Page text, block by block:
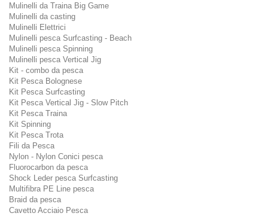
Mulinelli da Traina Big Game
Mulinelli da casting
Mulinelli Elettrici
Mulinelli pesca Surfcasting - Beach
Mulinelli pesca Spinning
Mulinelli pesca Vertical Jig
Kit - combo da pesca
Kit Pesca Bolognese
Kit Pesca Surfcasting
Kit Pesca Vertical Jig - Slow Pitch
Kit Pesca Traina
Kit Spinning
Kit Pesca Trota
Fili da Pesca
Nylon - Nylon Conici pesca
Fluorocarbon da pesca
Shock Leder pesca Surfcasting
Multifibra PE Line pesca
Braid da pesca
Cavetto Acciaio Pesca